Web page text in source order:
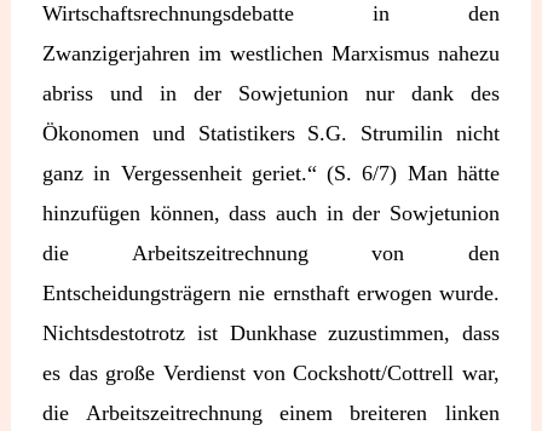
Wirtschaftsrechnungsdebatte in den
Zwanzigerjahren im westlichen Marxismus nahezu
abriss und in der Sowjetunion nur dank des
Ökonomen und Statistikers S.G. Strumilin nicht
ganz in Vergessenheit geriet.“ (S. 6/7) Man hätte
hinzufügen können, dass auch in der Sowjetunion
die Arbeitszeitrechnung von den
Entscheidungsträgern nie ernsthaft erwogen wurde.
Nichtsdestotrotz ist Dunkhase zuzustimmen, dass
es das große Verdienst von Cockshott/Cottrell war,
die Arbeitszeitrechnung einem breiteren linken